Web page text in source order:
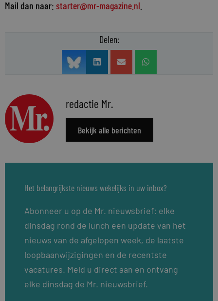
Mail dan naar: starter@mr-magazine.nl
Delen:
redactie Mr.
Bekijk alle berichten
Het belangrijkste nieuws wekelijks in uw inbox?
Abonneer u op de Mr. nieuwsbrief: elke
dinsdag rond de lunch een update van het
nieuws van de afgelopen week, de laatste
loopbaanwijzigingen en de recentste
vacatures. Meld u direct aan en ontvang
elke dinsdag de Mr. nieuwsbrief.